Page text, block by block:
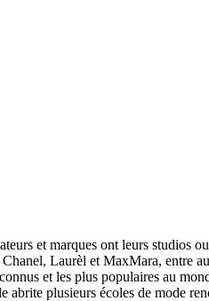
et marques ont leurs studios
Laurèl et MaxMara, entre
et les plus populaires au
plusieurs écoles de mode